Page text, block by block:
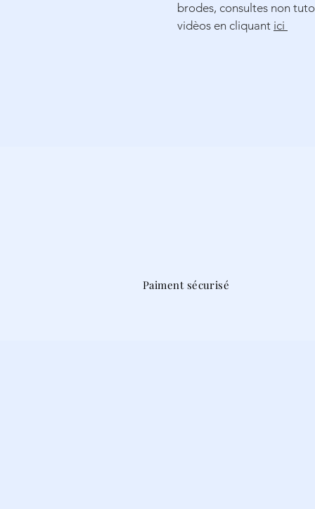
brodes, consultes non
vidèos en cliquant ici
Paiment sécurisé